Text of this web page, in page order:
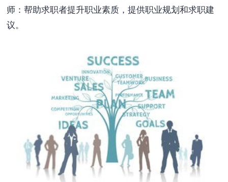
师：帮助求职者提升职业素质，提供职业规划和求职建
议。